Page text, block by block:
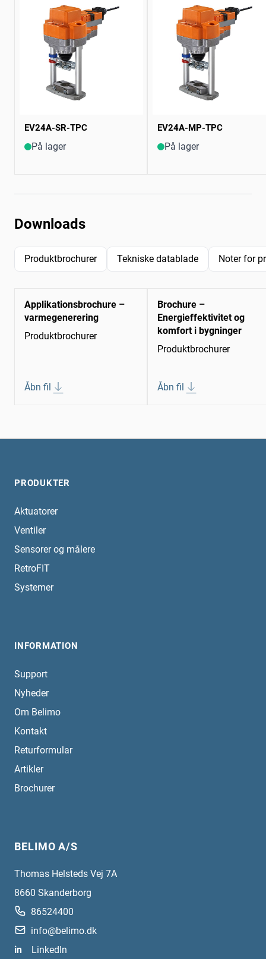
EV24A-SR-TPC
På lager
EV24A-MP-TPC
På lager
Downloads
Produktbrochurer Tekniske datablade Noter for
Applikationsbrochure –
varmegenerering
Produktbrochurer
Åbn fil
Brochure –
Energieffektivitet og
komfort i bygninger
Produktbrochurer
Åbn fil
PRODUKTER
Aktuatorer
Ventiler
Sensorer og målere
RetroFIT
Systemer
INFORMATION
Support
Nyheder
Om Belimo
Kontakt
Returformular
Artikler
Brochurer
BELIMO A/S
Thomas Helsteds Vej 7A
8660 Skanderborg
86524400
info@belimo.dk
in
LinkedIn